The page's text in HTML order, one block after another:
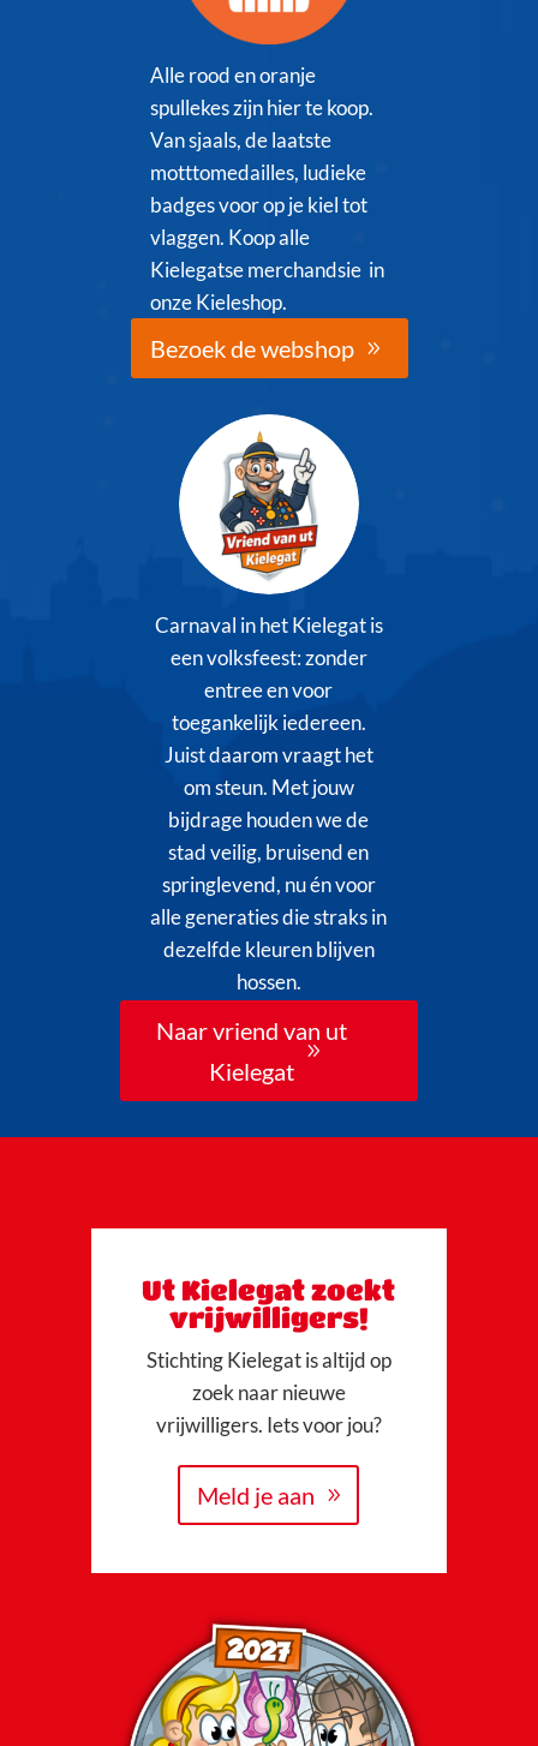
Alle rood en oranje
spullekes zijn hier te koop.
Van sjaals, de laatste
motttomedailles, ludieke
badges voor op je kiel tot
vlaggen. Koop alle
Kielegatse merchandsie in
onze Kieleshop.
Bezoek de webshop
Carnaval in het Kielegat is
een volksfeest: zonder
entree en voor
toegankelijk iedereen.
Juist daarom vraagt het
om steun. Met jouw
bijdrage houden we de
stad veilig, bruisend en
springlevend, nu én voor
alle generaties die straks in
dezelfde kleuren blijven
hossen.
Naar vriend van ut
Kielegat
Ut Kielegat zoekt
vrijwilligers!
Stichting Kielegat is altijd op
zoek naar nieuwe
vrijwilligers. Iets voor jou?
Meld je aan